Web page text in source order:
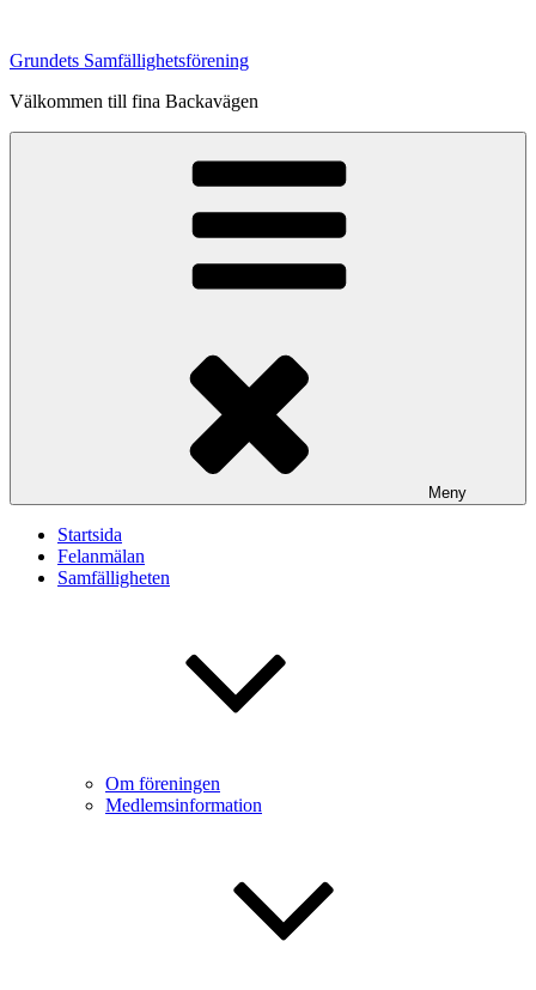
innehåll
Grundets Samfällighetsförening
Välkommen till fina Backavägen
Meny
Startsida
Felanmälan
Samfälligheten
Om föreningen
Medlemsinformation